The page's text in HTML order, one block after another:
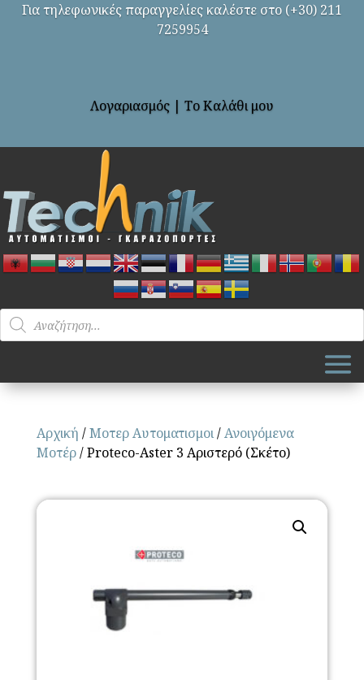
Για τηλεφωνικές παραγγελίες καλέστε στο (+30) 211
7259954
Λογαριασμός | Το Καλάθι μου
Products
search
Αρχική /Μοτερ Αυτοματισμοι/Ανοιγόμενα
Μοτέρ/ Proteco-Aster 3 Αριστερό (Σκέτο)